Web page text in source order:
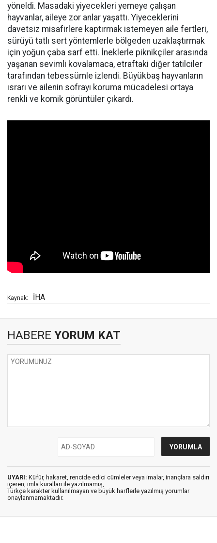
yöneldi. Masadaki yiyecekleri yemeye çalışan
hayvanlar, aileye zor anlar yaşattı. Yiyeceklerini
davetsiz misafirlere kaptırmak istemeyen aile fertleri,
sürüyü tatlı sert yöntemlerle bölgeden uzaklaştırmak
için yoğun çaba sarf etti. İneklerle piknikçiler arasında
yaşanan sevimli kovalamaca, etraftaki diğer tatilciler
tarafından tebessümle izlendi. Büyükbaş hayvanların
ısrarı ve ailenin sofrayı koruma mücadelesi ortaya
renkli ve komik görüntüler çıkardı.
Kaynak: İHA
HABERE YORUM KAT
UYARI: Küfür, hakaret, rencide edici cümleler veya imalar, inançlara saldırı
içeren, imla kuralları ile yazılmamış,
Türkçe karakter kullanılmayan ve büyük harflerle yazılmış yorumlar
onaylanmamaktadır.